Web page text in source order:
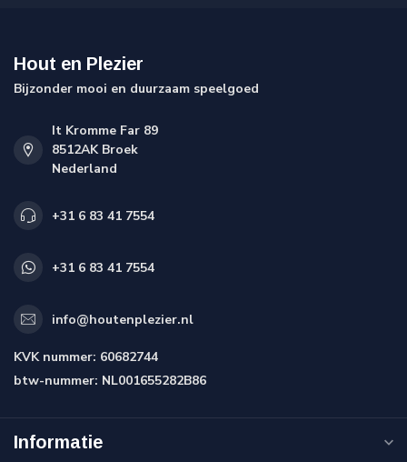
Hout en Plezier
Bijzonder mooi en duurzaam speelgoed
It Kromme Far 89
8512AK Broek
Nederland
+31 6 83 41 7554
+31 6 83 41 7554
info@houtenplezier.nl
KVK nummer: 60682744
btw-nummer: NL001655282B86
Informatie